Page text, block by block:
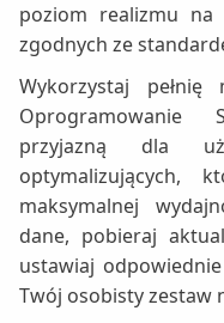
poziom realizmu
zgodnych ze
Wykorzystaj pełnię
Oprogramowanie
przyjazną dla
optymalizujących,
maksymalnej
dane, pobieraj
ustawiaj
Twój osobisty zestaw